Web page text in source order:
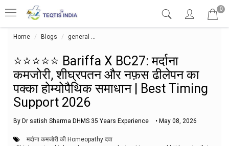
0
Home Blogs general
⭐⭐⭐⭐⭐ Bariffa X BC27: मर्दाना
कमजोरी, शीघ्रपतन और नफ़स ढीलेपन का
पक्का होम्योपैथिक समाधान | Best Timing
Support 2026
By Dr satish Sharma DHMS 35 Years Experience • May 08, 2026
मर्दाना कमजोरी की Homeopathy दवा